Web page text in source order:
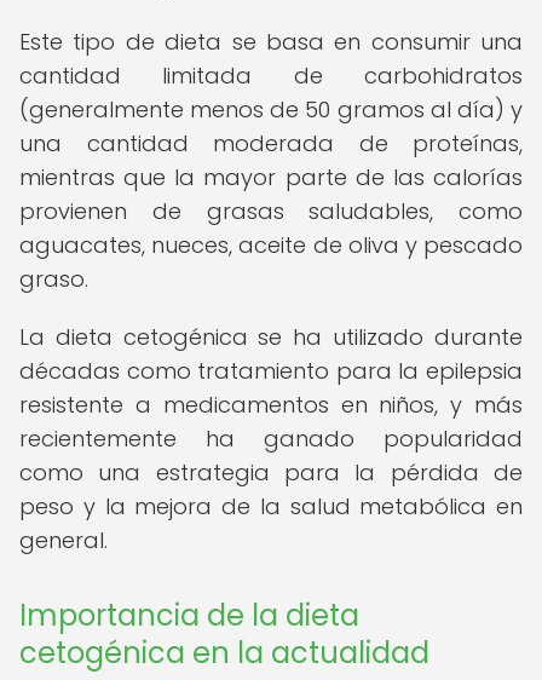
Este tipo de dieta se basa en consumir una
cantidad limitada de carbohidratos
(generalmente menos de 50 gramos al día) y
una cantidad moderada de proteínas,
mientras que la mayor parte de las calorías
provienen de grasas saludables, como
aguacates, nueces, aceite de oliva y pescado
graso.
La dieta cetogénica se ha utilizado durante
décadas como tratamiento para la epilepsia
resistente a medicamentos en niños, y más
recientemente ha ganado popularidad
como una estrategia para la pérdida de
peso y la mejora de la salud metabólica en
general.
Importancia de la dieta
cetogénica en la actualidad